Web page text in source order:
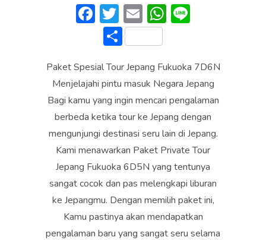
F
ac
e
b
o
ok
T
w
itt
er
E
m
ai
l
W
s
A
p
p
S
ar
e
Paket Spesial Tour Jepang Fukuoka 7D6N
Menjelajahi pintu masuk Negara Jepang
Bagi kamu yang ingin mencari pengalaman
berbeda ketika tour ke Jepang dengan
mengunjungi destinasi seru lain di Jepang.
Kami menawarkan Paket Private Tour
Jepang Fukuoka 6D5N yang tentunya
sangat cocok dan pas melengkapi liburan
ke Jepangmu. Dengan memilih paket ini,
Kamu pastinya akan mendapatkan
pengalaman baru yang sangat seru selama